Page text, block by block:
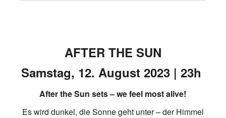
AFTER THE SUN
Samstag, 12. August 2023 | 23h
After the Sun sets – we feel most alive!
Es wird dunkel, die Sonne geht unter – der Himmel